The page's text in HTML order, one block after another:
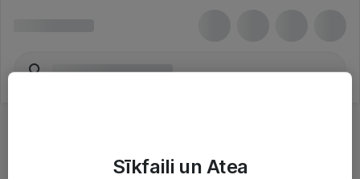
Sīkfaili un Atea